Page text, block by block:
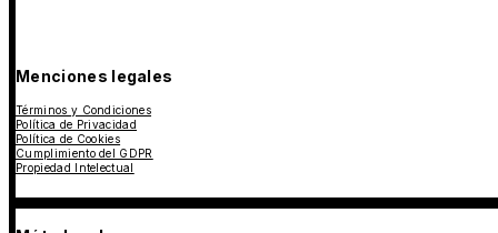
Menciones legales
Términos y Condiciones
Política de Privacidad
Política de Cookies
Cumplimiento del GDPR
Propiedad Intelectual